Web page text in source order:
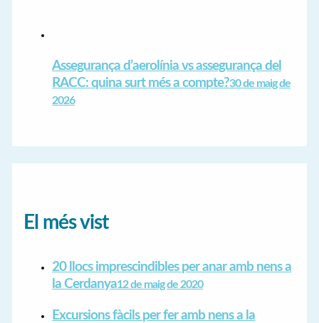
Assegurança d’aerolínia vs assegurança del
RACC: quina surt més a compte?30 de maig de
2026
El més vist
20 llocs imprescindibles per anar amb nens a
la Cerdanya12 de maig de 2020
Excursions fàcils per fer amb nens a la